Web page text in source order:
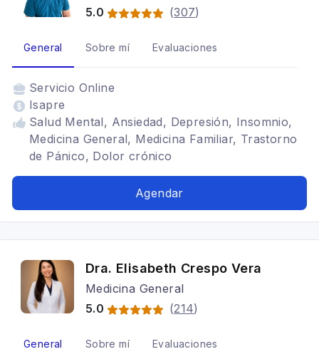
5.0
(307)
General Sobre mí Evaluaciones
Servicio Online
Isapre
Salud Mental, Ansiedad, Depresión, Insomnio,
Medicina General, Medicina Familiar, Trastorno
de Pánico, Dolor crónico
Agendar
Dra. Elisabeth Crespo Vera
Medicina General
5.0
(214)
General Sobre mí Evaluaciones